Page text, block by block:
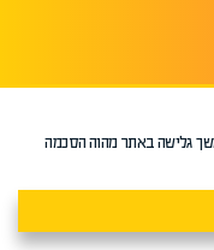
גלישה באתר מהוה הסכמה